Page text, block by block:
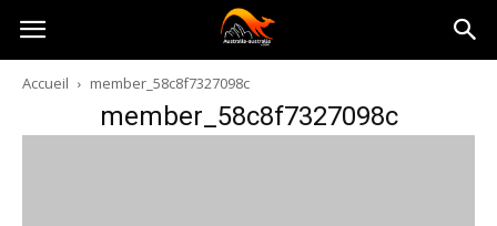
Australia-
australie.com
Accueil member_58c8f7327098c
member_58c8f7327098c